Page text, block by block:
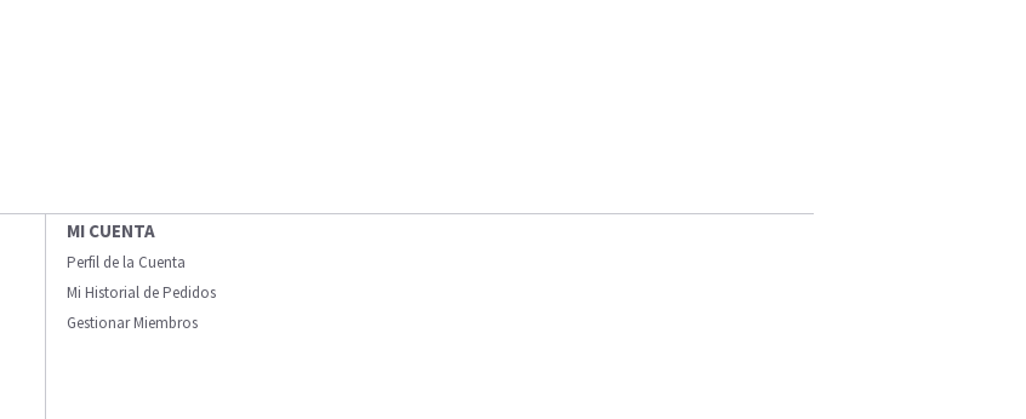
MI CUENTA
Perfil de la Cuenta
Mi Historial de Pedidos
Gestionar Miembros